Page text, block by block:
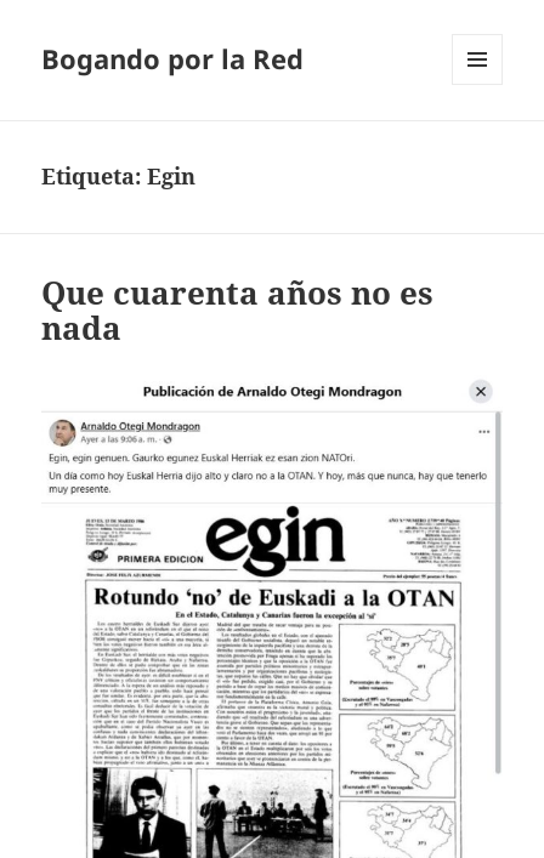
Bogando por la Red
Etiqueta:Egin
Que cuarenta años no es
nada